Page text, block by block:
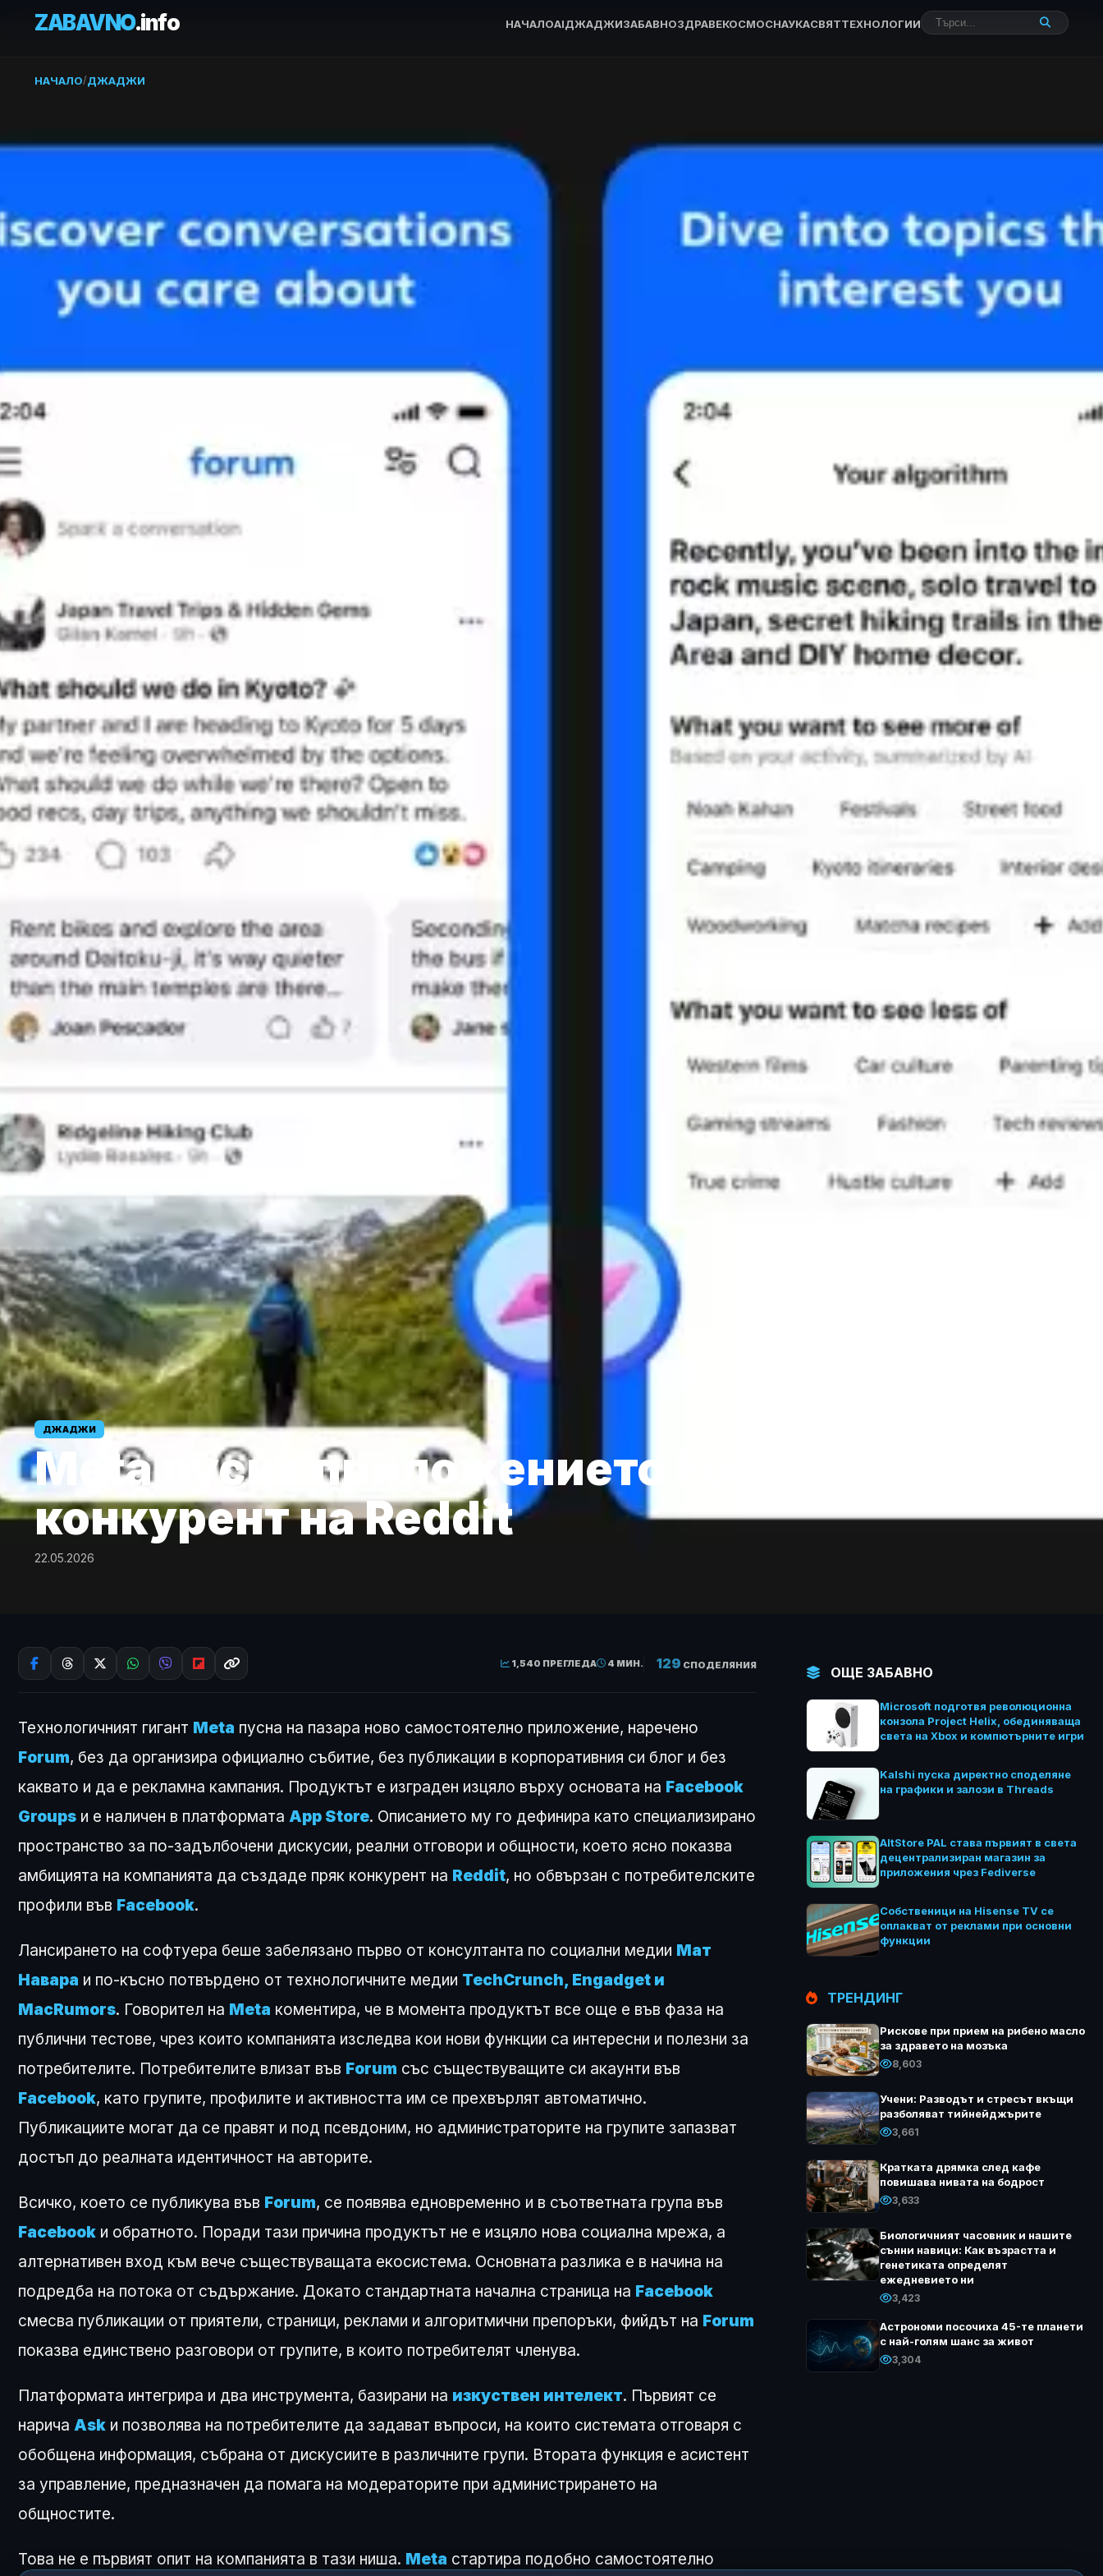
ZABAVNO.info НАЧАЛОAIДЖАДЖИЗАБАВНОЗДРАВЕКОСМОСНАУКАСВЯТТЕХНОЛОГИИ
НАЧАЛО/ДЖАДЖИ
ДЖАДЖИ
Meta пусна приложението Forum като
конкурент на Reddit
22.05.2026
1,540 ПРЕГЛЕДА 4 МИН. 129 СПОДЕЛЯНИЯ
Технологичният гигант Meta пусна на пазара ново самостоятелно приложение, наречено
Forum, без да организира официално събитие, без публикации в корпоративния си блог и без
каквато и да е рекламна кампания. Продуктът е изграден изцяло върху основата на Facebook
Groups и е наличен в платформата App Store. Описанието му го дефинира като специализирано
пространство за по-задълбочени дискусии, реални отговори и общности, което ясно показва
амбицията на компанията да създаде пряк конкурент на Reddit, но обвързан с потребителските
профили във Facebook.
Лансирането на софтуера беше забелязано първо от консултанта по социални медии Мат
Навара и по-късно потвърдено от технологичните медии TechCrunch, Engadget и
MacRumors. Говорител на Meta коментира, че в момента продуктът все още е във фаза на
публични тестове, чрез които компанията изследва кои нови функции са интересни и полезни за
потребителите. Потребителите влизат във Forum със съществуващите си акаунти във
Facebook, като групите, профилите и активността им се прехвърлят автоматично.
Публикациите могат да се правят и под псевдоним, но администраторите на групите запазват
достъп до реалната идентичност на авторите.
Всичко, което се публикува във Forum, се появява едновременно и в съответната група във
Facebook и обратното. Поради тази причина продуктът не е изцяло нова социална мрежа, а
алтернативен вход към вече съществуващата екосистема. Основната разлика е в начина на
подредба на потока от съдържание. Докато стандартната начална страница на Facebook
смесва публикации от приятели, страници, реклами и алгоритмични препоръки, фийдът на Forum
показва единствено разговори от групите, в които потребителят членува.
Платформата интегрира и два инструмента, базирани на изкуствен интелект. Първият се
нарича Ask и позволява на потребителите да задават въпроси, на които системата отговаря с
обобщена информация, събрана от дискусиите в различните групи. Втората функция е асистент
за управление, предназначен да помага на модераторите при администрирането на
общностите.
Това не е първият опит на компанията в тази ниша. Meta стартира подобно самостоятелно
ОЩЕ ЗАБАВНО
Microsoft подготвя революционна
конзола Project Helix, обединяваща
света на Xbox и компютърните игри
Kalshi пуска директно споделяне
на графики и залози в Threads
AltStore PAL става първият в света
децентрализиран магазин за
приложения чрез Fediverse
Собственици на Hisense TV се
оплакват от реклами при основни
функции
ТРЕНДИНГ
Рискове при прием на рибено масло
за здравето на мозъка
8,603
Учени: Разводът и стресът вкъщи
разболяват тийнейджърите
3,661
Кратката дрямка след кафе
повишава нивата на бодрост
3,633
Биологичният часовник и нашите
сънни навици: Как възрастта и
генетиката определят
ежедневието ни
3,423
Астрономи посочиха 45-те планети
с най-голям шанс за живот
3,304